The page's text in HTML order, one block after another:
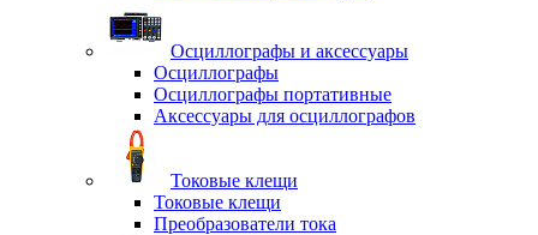
Осциллографы и аксессуары
Осциллографы
Осциллографы портативные
Аксессуары для осциллографов
Токовые клещи
Токовые клещи
Преобразователи тока